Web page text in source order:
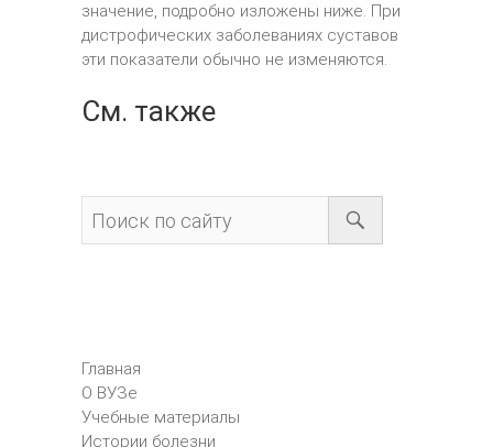
значение, подробно изложены ниже. При
дистрофических заболеваниях суставов
эти показатели обычно не изменяются.
См. также
Главная
О ВУЗе
Учебные материалы
Истории болезни